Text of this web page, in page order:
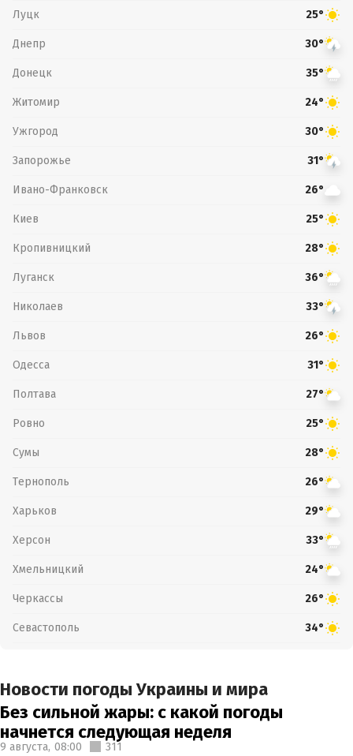
Луцк 25°
Днепр 30°
Донецк 35°
Житомир 24°
Ужгород 30°
Запорожье 31°
Ивано-Франковск 26°
Киев 25°
Кропивницкий 28°
Луганск 36°
Николаев 33°
Львов 26°
Одесса 31°
Полтава 27°
Ровно 25°
Сумы 28°
Тернополь 26°
Харьков 29°
Херсон 33°
Хмельницкий 24°
Черкассы 26°
Севастополь 34°
Новости погоды Украины и мира
Без сильной жары: с какой погоды
начнется следующая неделя
9 августа, 08:00 311